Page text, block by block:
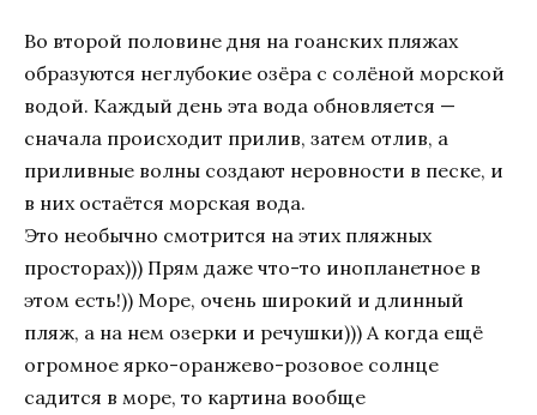
Во второй половине дня на гоанских пляжах
образуются неглубокие озёра с солёной морской
водой. Каждый день эта вода обновляется —
сначала происходит прилив, затем отлив, а
приливные волны создают неровности в песке, и
в них остаётся морская вода.
Это необычно смотрится на этих пляжных
просторах))) Прям даже что-то инопланетное в
этом есть!)) Море, очень широкий и длинный
пляж, а на нем озерки и речушки))) А когда ещё
огромное ярко-оранжево-розовое солнце
садится в море, то картина вообще